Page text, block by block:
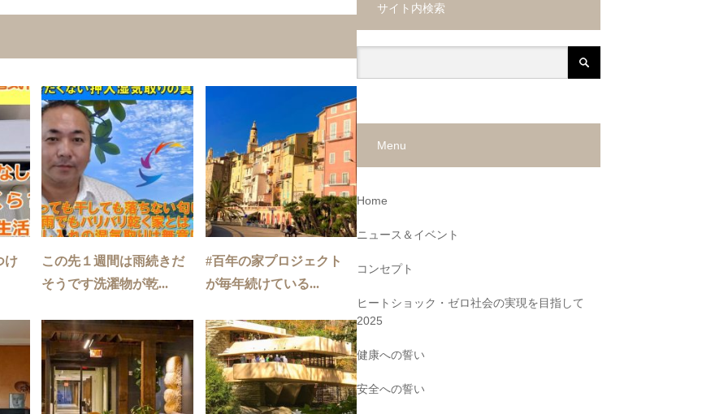
け
この先１週間は雨続きだ
そうです洗濯物が乾...
#百年の家プロジェクト
が毎年続けている...
サイト内検索
Menu
Home
ニュース＆イベント
コンセプト
ヒートショック・ゼロ社会の実現を目指して
2025
健康への誓い
安全への誓い